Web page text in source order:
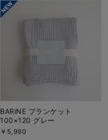
BARiNE ブランケット
100×120 グレー
￥5,990